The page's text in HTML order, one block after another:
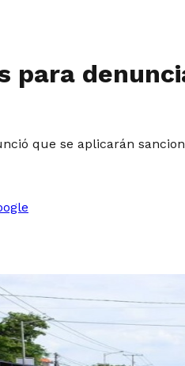
para
que se aplicarán